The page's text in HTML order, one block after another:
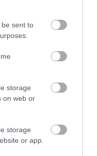
sent to
storage
on web or
storage
or app.
valótlanságot állító
mint nap, de egyre
is meg kell
is léteztek, de